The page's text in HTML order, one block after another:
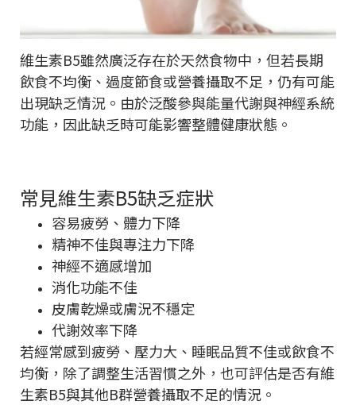
維生素B5雖然廣泛存在於天然食物中，但若長期
飲食不均衡、過度節食或營養攝取不足，仍有可能
出現缺乏情況。由於泛酸參與能量代謝與神經系統
功能，因此缺乏時可能影響整體健康狀態。
常見維生素B5缺乏症狀
容易疲勞、體力下降
精神不佳與專注力下降
神經不適感增加
消化功能不佳
皮膚乾燥或膚況不穩定
代謝效率下降
若經常感到疲勞、壓力大、睡眠品質不佳或飲食不
均衡，除了調整生活習慣之外，也可評估是否有維
生素B5與其他B群營養攝取不足的情況。